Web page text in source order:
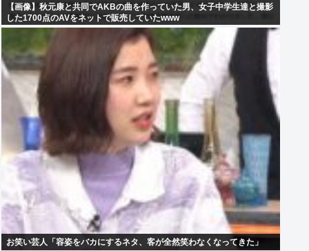
【画像】秋元康と共同でAKBの曲を作っていた男、女子中学生達と撮影
した1700点のAVをネットで販売していたwww
お笑い芸人「容姿をバカにするネタ、客が全然笑わなくなってきた」